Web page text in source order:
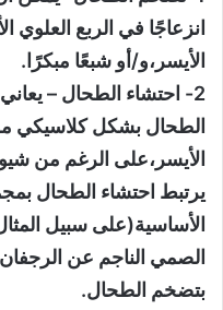
انزعاجًا في الربع العلوي
الأيسر،و/أو شبعًا مبكرًا.
2- احتشاء الطحال –
الطحال بشكل كلاسيكي
الأيسر،على الرغم من
يرتبط احتشاء الطحال
الأساسية(على سبيل
الصمي الناجم عن الرجفان
بتضخم الطحال.